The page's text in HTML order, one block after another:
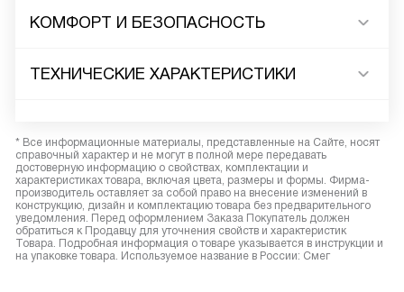
КОМФОРТ И БЕЗОПАСНОСТЬ
ТЕХНИЧЕСКИЕ ХАРАКТЕРИСТИКИ
* Все информационные материалы, представленные на Сайте, носят
справочный характер и не могут в полной мере передавать
достоверную информацию о свойствах, комплектации и
характеристиках товара, включая цвета, размеры и формы. Фирма-
производитель оставляет за собой право на внесение изменений в
конструкцию, дизайн и комплектацию товара без предварительного
уведомления. Перед оформлением Заказа Покупатель должен
обратиться к Продавцу для уточнения свойств и характеристик
Товара. Подробная информация о товаре указывается в инструкции и
на упаковке товара. Используемое название в России: Смег